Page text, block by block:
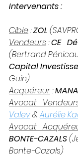
Intervenants :
Cible : ZOL
Vendeurs : CE
(Bertrand
Capital
Guin)
Acquéreur :
Avocat
Valev & Aurélie
Avocat
BONTE-CAZALS
Bonte-Cazals)